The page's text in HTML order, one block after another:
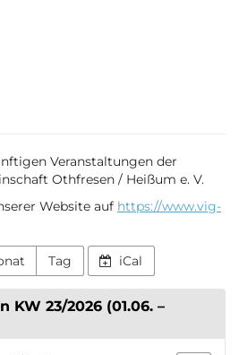
Veranstaltungen der
Othfresen / Heißum e. V.
Website auf https://www.vig-
Tag iCal
KW 23/2026 (01.06. –